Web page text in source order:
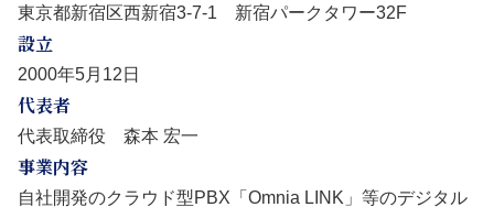
東京都新宿区西新宿3-7-1 新宿パークタワー32F
設立
2000年5月12日
代表者
代表取締役 森本 宏一
事業内容
自社開発のクラウド型PBX「Omnia LINK」等のデジタル